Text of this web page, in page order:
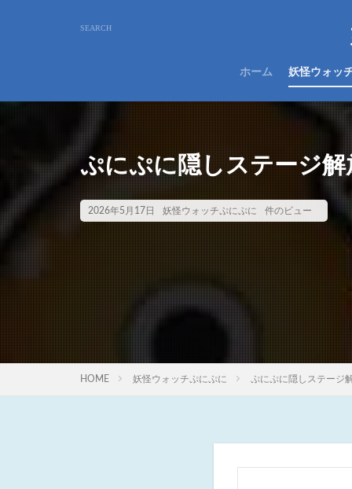
ホーム 妖怪ウォッ
ぷにぷに隠しステージ
2026年5月17日 妖怪ウォッチぷにぷに 件のビュー
HOME 妖怪ウォッチぷにぷに ぷにぷに隠しステージ